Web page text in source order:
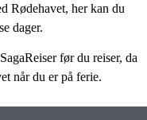
Rødehavet, her kan du
dager.
før du reiser, da
når du er på ferie.